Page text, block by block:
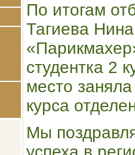
По итогам
Тагиева
студентка 2
место
курса
Мы